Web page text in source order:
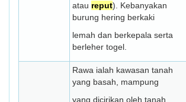
atau reput). Kebanyakan
burung hering berkaki
lemah dan berkepala serta
berleher togel.
Rawa ialah kawasan tanah
yang basah, mampung
yang dicirikan oleh tanah